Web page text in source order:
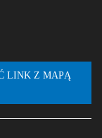
LINK Z MAPĄ